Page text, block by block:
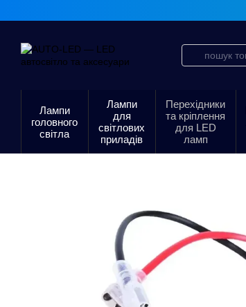
Лампи
головного
світла
Лампи
для
світлових
приладів
Перехідники
та кріплення
для LED
ламп